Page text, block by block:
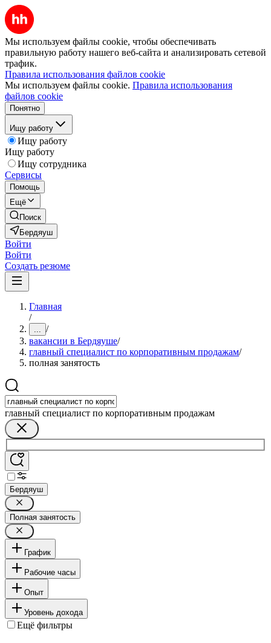
Мы используем файлы cookie, чтобы обеспечивать
правильную работу нашего веб-сайта и анализировать сетевой
трафик.
Правила использования файлов cookie
Мы используем файлы cookie. Правила использования
файлов cookie
Понятно
Ищу работу
Ищу работу
Ищу работу
Ищу сотрудника
Сервисы
Помощь
Ещё
Поиск
Бердяуш
Войти
Войти
Создать резюме
Главная
/
... /
вакансии в Бердяуше/
главный специалист по корпоративным продажам/
полная занятость
главный специалист по корпоративным продажам
Бердяуш
Полная занятость
График
Рабочие часы
Опыт
Уровень дохода
Ещё фильтры